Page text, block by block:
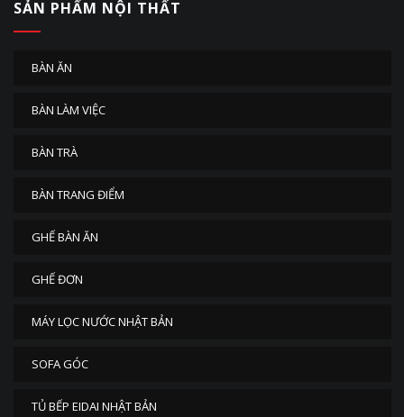
SẢN PHẨM NỘI THẤT
BÀN ĂN
BÀN LÀM VIỆC
BÀN TRÀ
BÀN TRANG ĐIỂM
GHẾ BÀN ĂN
GHẾ ĐƠN
MÁY LỌC NƯỚC NHẬT BẢN
SOFA GÓC
TỦ BẾP EIDAI NHẬT BẢN